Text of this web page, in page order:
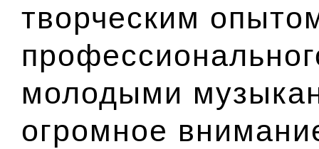
творческим
молодыми
огромное